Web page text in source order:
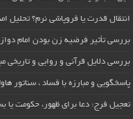
انتقال قدرت یا فروپاشی نرم؟ تحلیل
بررسی تأثیر فرضیه زن بودن امام
بررسی دلایل قرآنی و روایی و
پاسخگویی و مبارزه با فساد ، سناتور
تعجیل فرج: دعا برای ظهور، حکومت یا